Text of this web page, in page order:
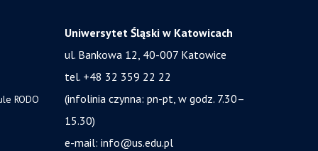
RODO
Uniwersytet Śląski w Katowicach
ul. Bankowa 12, 40-007 Katowice
tel. +48 32 359 22 22
(infolinia czynna: pn-pt, w godz. 7.30–
15.30)
e-mail: info@us.edu.pl